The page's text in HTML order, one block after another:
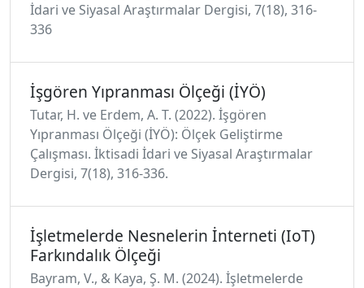
İdari ve Siyasal Araştırmalar Dergisi, 7(18), 316-
336
İşgören Yıpranması Ölçeği (İYÖ)
Tutar, H. ve Erdem, A. T. (2022). İşgören
Yıpranması Ölçeği (İYÖ): Ölçek Geliştirme
Çalışması. İktisadi İdari ve Siyasal Araştırmalar
Dergisi, 7(18), 316-336.
İşletmelerde Nesnelerin İnterneti (IoT)
Farkındalık Ölçeği
Bayram, V., & Kaya, Ş. M. (2024). İşletmelerde